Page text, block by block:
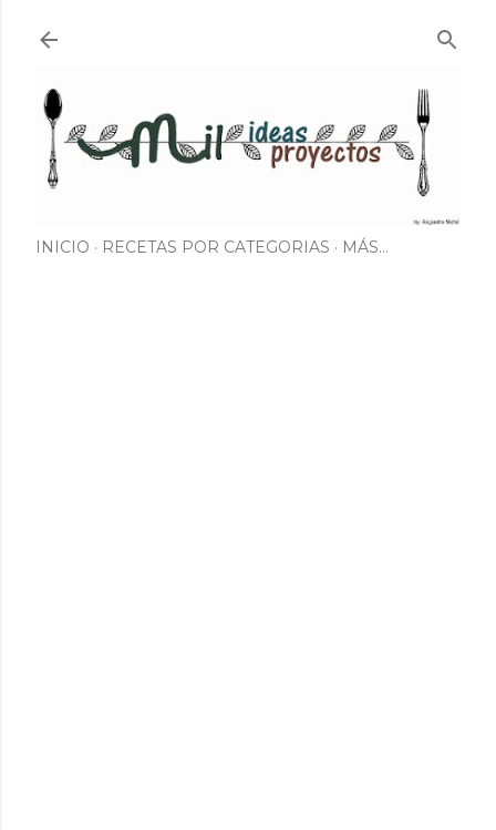
INICIO RECETAS POR CATEGORIAS MÁS…